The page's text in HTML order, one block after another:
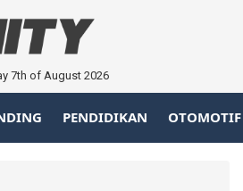
7th of August 2026
PENDIDIKAN OTOMOTIF